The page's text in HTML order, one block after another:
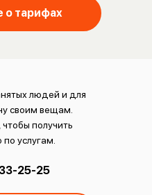
о тарифах
людей и для
своим вещам.
получить
услугам.
25-25